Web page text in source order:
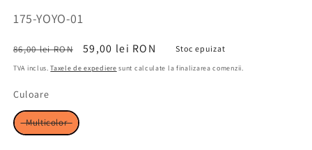
SKU:
175-YOYO-01
Preț
obișnuit
86,00 lei RON
Preț
redus
59,00 lei RON Stoc epuizat
TVA inclus.Taxele de expediere sunt calculate la finalizarea comenzii.
CuloareCuloare
Multicolor